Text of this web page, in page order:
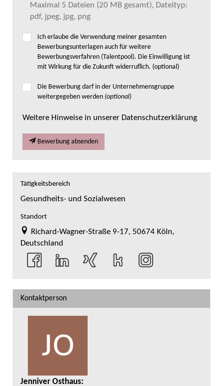
Maximal 5 Dateien (20 MB gesamt), Dateityp:
pdf, jpeg, jpg, png
Ich erlaube die Verwendung meiner gesamten
Bewerbungsunterlagen auch für weitere
Bewerbungsverfahren (Talentpool). Die Einwilligung ist
mit Wirkung für die Zukunft widerruflich. (optional)
Die Bewerbung darf in der Unternehmensgruppe
weitergegeben werden (optional)
Weitere Hinweise in unserer Datenschutzerklärung
Bewerbung absenden
Tätigkeitsbereich
Gesundheits- und Sozialwesen
Standort
Richard-Wagner-Straße 9-17, 50674 Köln,
Deutschland
Kontaktperson
Jenniver Osthaus: